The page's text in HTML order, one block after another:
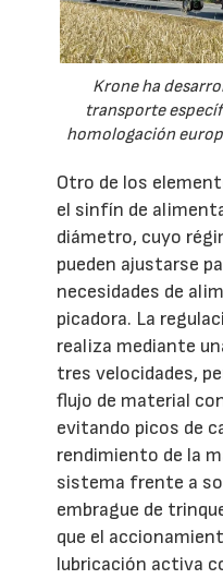
Krone ha
transporte
homologación
Otro de los
el sinfín de
diámetro, cuyo
pueden ajustarse
necesidades de
picadora. La
realiza mediante
tres velocidades,
flujo de material
evitando picos de
rendimiento de la
sistema frente a
embrague de
que el
lubricación activa